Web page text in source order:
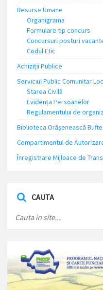
Resurse Umane
Organigrama
Formulare tip concurs
Concursuri posturi
Codul Etic
Achiziții Publice
Serviciul Public Comunitar
Starea Civilă
Evidența Persoanelor
Regulamentului de
Biblioteca Orășenească
Compartimentul de
Înregistrare Mijloace de
CAUTA